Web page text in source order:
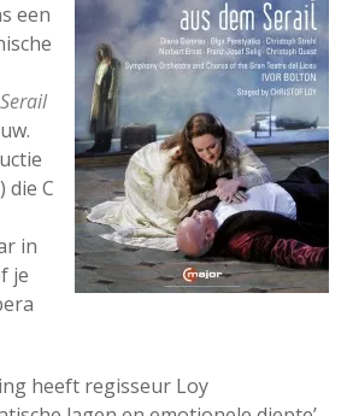
een
die C
in
je
heeft regisseur Loy